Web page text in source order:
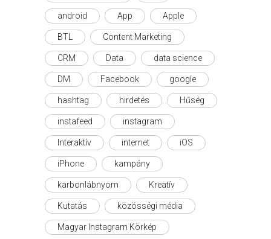
android App Apple
BTL Content Marketing
CRM Data data science
DM Facebook google
hashtag hirdetés Hűség
instafeed instagram
Interaktív internet iOS
iPhone kampány
karbonlábnyom Kreatív
Kutatás közösségi média
Magyar Instagram Körkép